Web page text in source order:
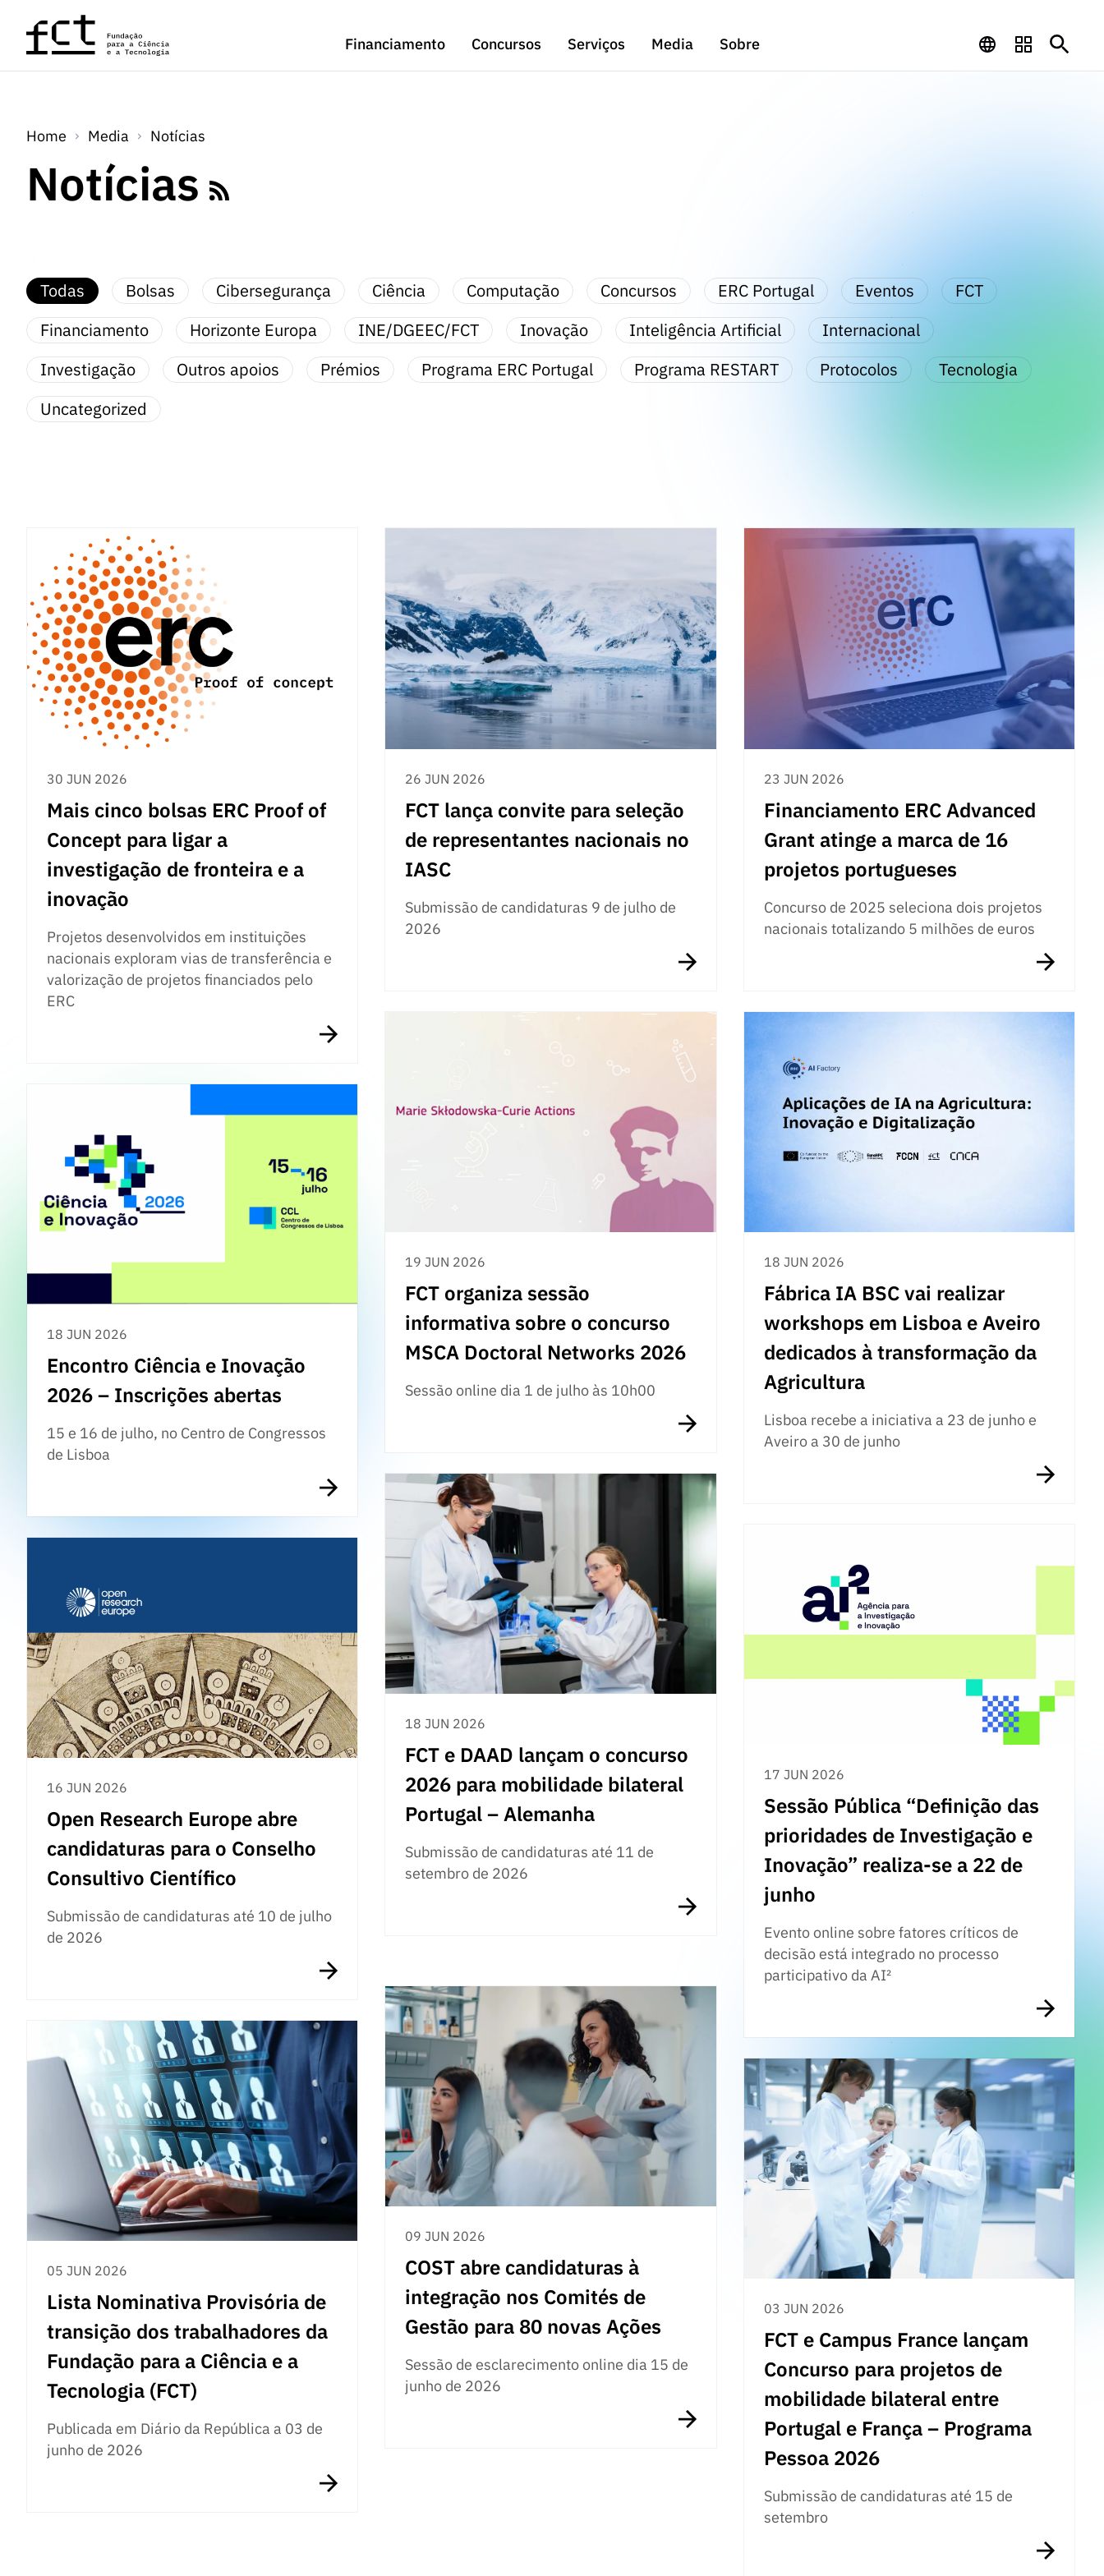
Saltar para o conteúdo principal
Financiamento
Concursos Serviços Media Sobre
Home Media Notícias
Notícias
Todas Bolsas Cibersegurança Ciência Computação Concursos ERC Portugal Eventos
FCT
Financiamento
Horizonte Europa INE/DGEEC/FCT Inovação Inteligência Artificial
Internacional
Investigação
Outros apoios Prémios Programa ERC Portugal Programa RESTART Protocolos
Tecnologia
Uncategorized
30 JUN 2026
Mais cinco bolsas ERC Proof of
Concept para ligar a
investigação de fronteira e a
inovação
Projetos desenvolvidos em instituições
nacionais exploram vias de transferência e
valorização de projetos financiados pelo
ERC
26 JUN 2026
FCT lança convite para seleção
de representantes nacionais no
IASC
Submissão de candidaturas 9 de julho de
2026
23 JUN 2026
Financiamento ERC Advanced
Grant atinge a marca de 16
projetos portugueses
Concurso de 2025 seleciona dois projetos
nacionais totalizando 5 milhões de euros
19 JUN 2026
FCT organiza sessão
informativa sobre o concurso
MSCA Doctoral Networks 2026
Sessão online dia 1 de julho às 10h00
18 JUN 2026
Fábrica IA BSC vai realizar
workshops em Lisboa e Aveiro
dedicados à transformação da
Agricultura
Lisboa recebe a iniciativa a 23 de junho e
Aveiro a 30 de junho
18 JUN 2026
Encontro Ciência e Inovação
2026 – Inscrições abertas
15 e 16 de julho, no Centro de Congressos
de Lisboa
18 JUN 2026
FCT e DAAD lançam o concurso
2026 para mobilidade bilateral
Portugal – Alemanha
Submissão de candidaturas até 11 de
setembro de 2026
17 JUN 2026
Sessão Pública “Definição das
prioridades de Investigação e
Inovação” realiza-se a 22 de
junho
Evento online sobre fatores críticos de
decisão está integrado no processo
participativo da AI²
16 JUN 2026
Open Research Europe abre
candidaturas para o Conselho
Consultivo Científico
Submissão de candidaturas até 10 de julho
de 2026
09 JUN 2026
COST abre candidaturas à
integração nos Comités de
Gestão para 80 novas Ações
Sessão de esclarecimento online dia 15 de
junho de 2026
05 JUN 2026
Lista Nominativa Provisória de
transição dos trabalhadores da
Fundação para a Ciência e a
Tecnologia (FCT)
Publicada em Diário da República a 03 de
junho de 2026
03 JUN 2026
FCT e Campus France lançam
Concurso para projetos de
mobilidade bilateral entre
Portugal e França – Programa
Pessoa 2026
Submissão de candidaturas até 15 de
setembro